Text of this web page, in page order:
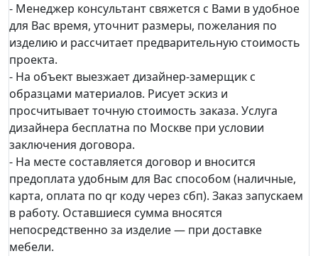
- Менеджер консультант свяжется с Вами в удобное
для Вас время, уточнит размеры, пожелания по
изделию и рассчитает предварительную стоимость
проекта.
- На объект выезжает дизайнер-замерщик с
образцами материалов. Рисует эскиз и
просчитывает точную стоимость заказа. Услуга
дизайнера бесплатна по Москве при условии
заключения договора.
- На месте составляется договор и вносится
предоплата удобным для Вас способом (наличные,
карта, оплата по qr коду через сбп). Заказ запускаем
в работу. Оставшиеся сумма вносятся
непосредственно за изделие — при доставке
мебели.